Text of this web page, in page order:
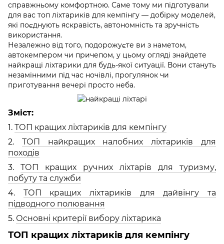
справжньому комфортною. Саме тому ми підготували
для вас топ ліхтариків для кемпінгу — добірку моделей,
які поєднують яскравість, автономність та зручність
використання.
Незалежно від того, подорожуєте ви з наметом,
автокемпером чи причепом, у цьому огляді знайдете
найкращі ліхтарики для будь-якої ситуації. Вони стануть
незамінними під час ночівлі, прогулянок чи
приготування вечері просто неба.
Зміст:
1. ТОП кращих ліхтариків для кемпінгу
2. ТОП найкращих налобних ліхтариків для
походів
3. ТОП кращих ручних ліхтарів для туризму,
побуту та служби
4. ТОП кращих ліхтариків для дайвінгу та
підводного полювання
5. Основні критерії вибору ліхтарика
ТОП кращих ліхтариків для кемпінгу